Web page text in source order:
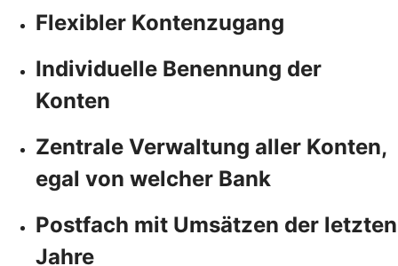
Flexibler Kontenzugang
Individuelle Benennung der
Konten
Zentrale Verwaltung aller Konten,
egal von welcher Bank
Postfach mit Umsätzen der letzten
Jahre